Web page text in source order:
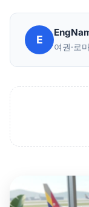
E
여권·로